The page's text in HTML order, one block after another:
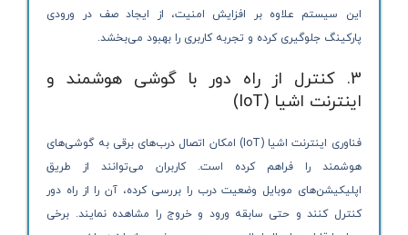
این سیستم علاوه بر افزایش امنیت، از ایجاد صف در ورودی
پارکینگ جلوگیری کرده و تجربه کاربری را بهبود می‌بخشد.
3. کنترل از راه دور با گوشی هوشمند و
اینترنت اشیا (IoT)
فناوری اینترنت اشیا (IoT) امکان اتصال درب‌های برقی به گوشی‌های
هوشمند را فراهم کرده است. کاربران می‌توانند از طریق
اپلیکیشن‌های موبایل وضعیت درب را بررسی کرده، آن را از راه دور
کنترل کنند و حتی سابقه ورود و خروج را مشاهده نمایند. برخی